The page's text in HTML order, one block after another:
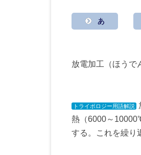
あ
放電加工（ほうで
トライボロジー用語解説
熱（6000～
する。これを繰り